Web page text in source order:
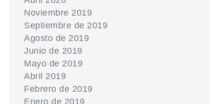
Noviembre 2019
Septiembre de 2019
Agosto de 2019
Junio de 2019
Mayo de 2019
Abril 2019
Febrero de 2019
Enero de 2019